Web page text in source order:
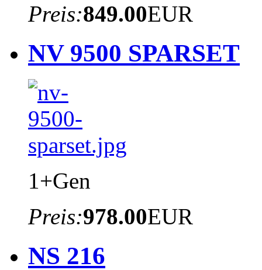
Preis:849.00EUR
NV 9500 SPARSET
1+Gen
Preis:978.00EUR
NS 216